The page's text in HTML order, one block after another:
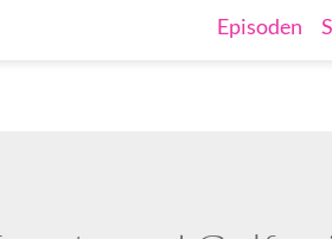
Episoden